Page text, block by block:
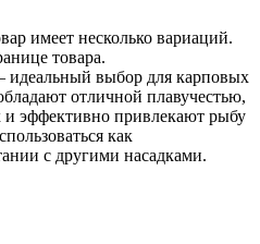
имеет несколько вариаций.
товара.
выбор для карповых
отличной плавучестью,
и эффективно привлекают рыбу
как
с другими насадками.